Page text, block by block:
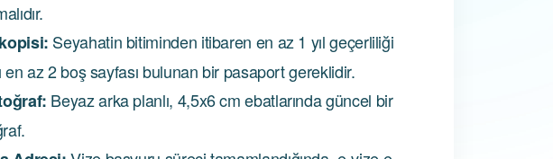
Seyahatin bitiminden itibaren en az 1 yıl geçerliliği
en az 2 boş sayfası bulunan bir pasaport gereklidir.
Beyaz arka planlı, 4,5x6 cm ebatlarında güncel bir